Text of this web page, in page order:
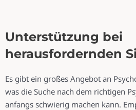
Unterstützung bei
herausfordernden
Es gibt ein großes Angebot an
was die Suche nach dem richtigen
anfangs schwierig machen kann.